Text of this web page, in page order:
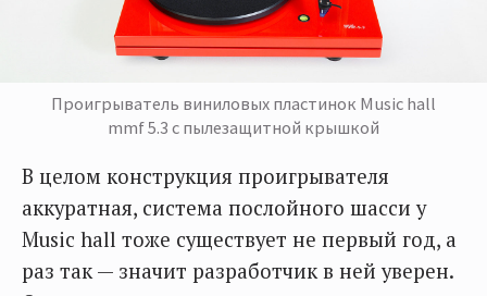
Проигрыватель виниловых пластинок Music hall
mmf 5.3 с пылезащитной крышкой
В целом конструкция проигрывателя
аккуратная, система послойного шасси у
Music hall тоже существует не первый год, а
раз так — значит разработчик в ней уверен.